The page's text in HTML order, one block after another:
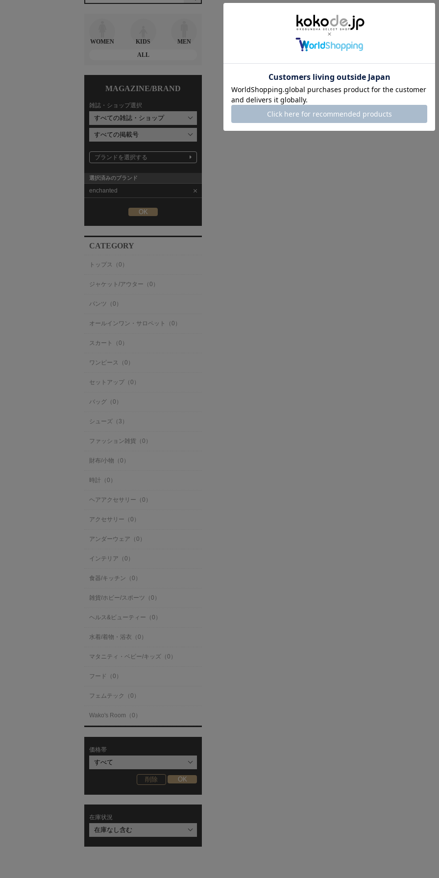
WOMEN KIDS
MEN
ALL
MAGAZINE/BRAND
雑誌・ショップ選択
ブランドを選択する
選択済みのブランド
enchanted
CATEGORY
トップス（0）
ジャケット/アウター（0）
パンツ（0）
オールインワン・サロペット（0）
スカート（0）
ワンピース（0）
セットアップ（0）
バッグ（0）
シューズ（3）
ファッション雑貨（0）
財布/小物（0）
時計（0）
ヘアアクセサリー（0）
アクセサリー（0）
アンダーウェア（0）
インテリア（0）
食器/キッチン（0）
雑貨/ホビー/スポーツ（0）
ヘルス&ビューティー（0）
水着/着物・浴衣（0）
マタニティ・ベビー/キッズ（0）
フード（0）
フェムテック（0）
Wako's Room（0）
価格帯
在庫状況